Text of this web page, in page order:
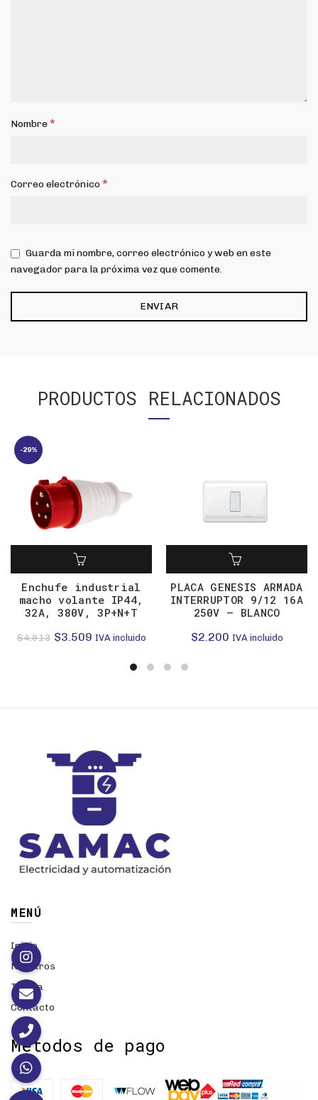
Nombre*
Correo electrónico*
Guarda mi nombre, correo electrónico y web en este
navegador para la próxima vez que comente.
PRODUCTOS RELACIONADOS
-29%
Enchufe industrial
macho volante IP44,
32A, 380V, 3P+N+T
$4.913 El
$3.509ElIVA incluido
PLACA GENESIS ARMADA
INTERRUPTOR 9/12 16A
250V – BLANCO
$2.200 IVA incluido
MENÚ
Inicio
Nosotros
Tienda
Contacto
Métodos de pago